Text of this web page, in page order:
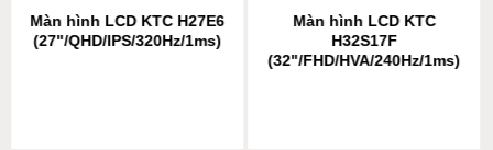
Màn hình LCD KTC H27E6
(27"/QHD/IPS/320Hz/1ms)
Màn hình LCD KTC
H32S17F
(32"/FHD/HVA/240Hz/1ms)